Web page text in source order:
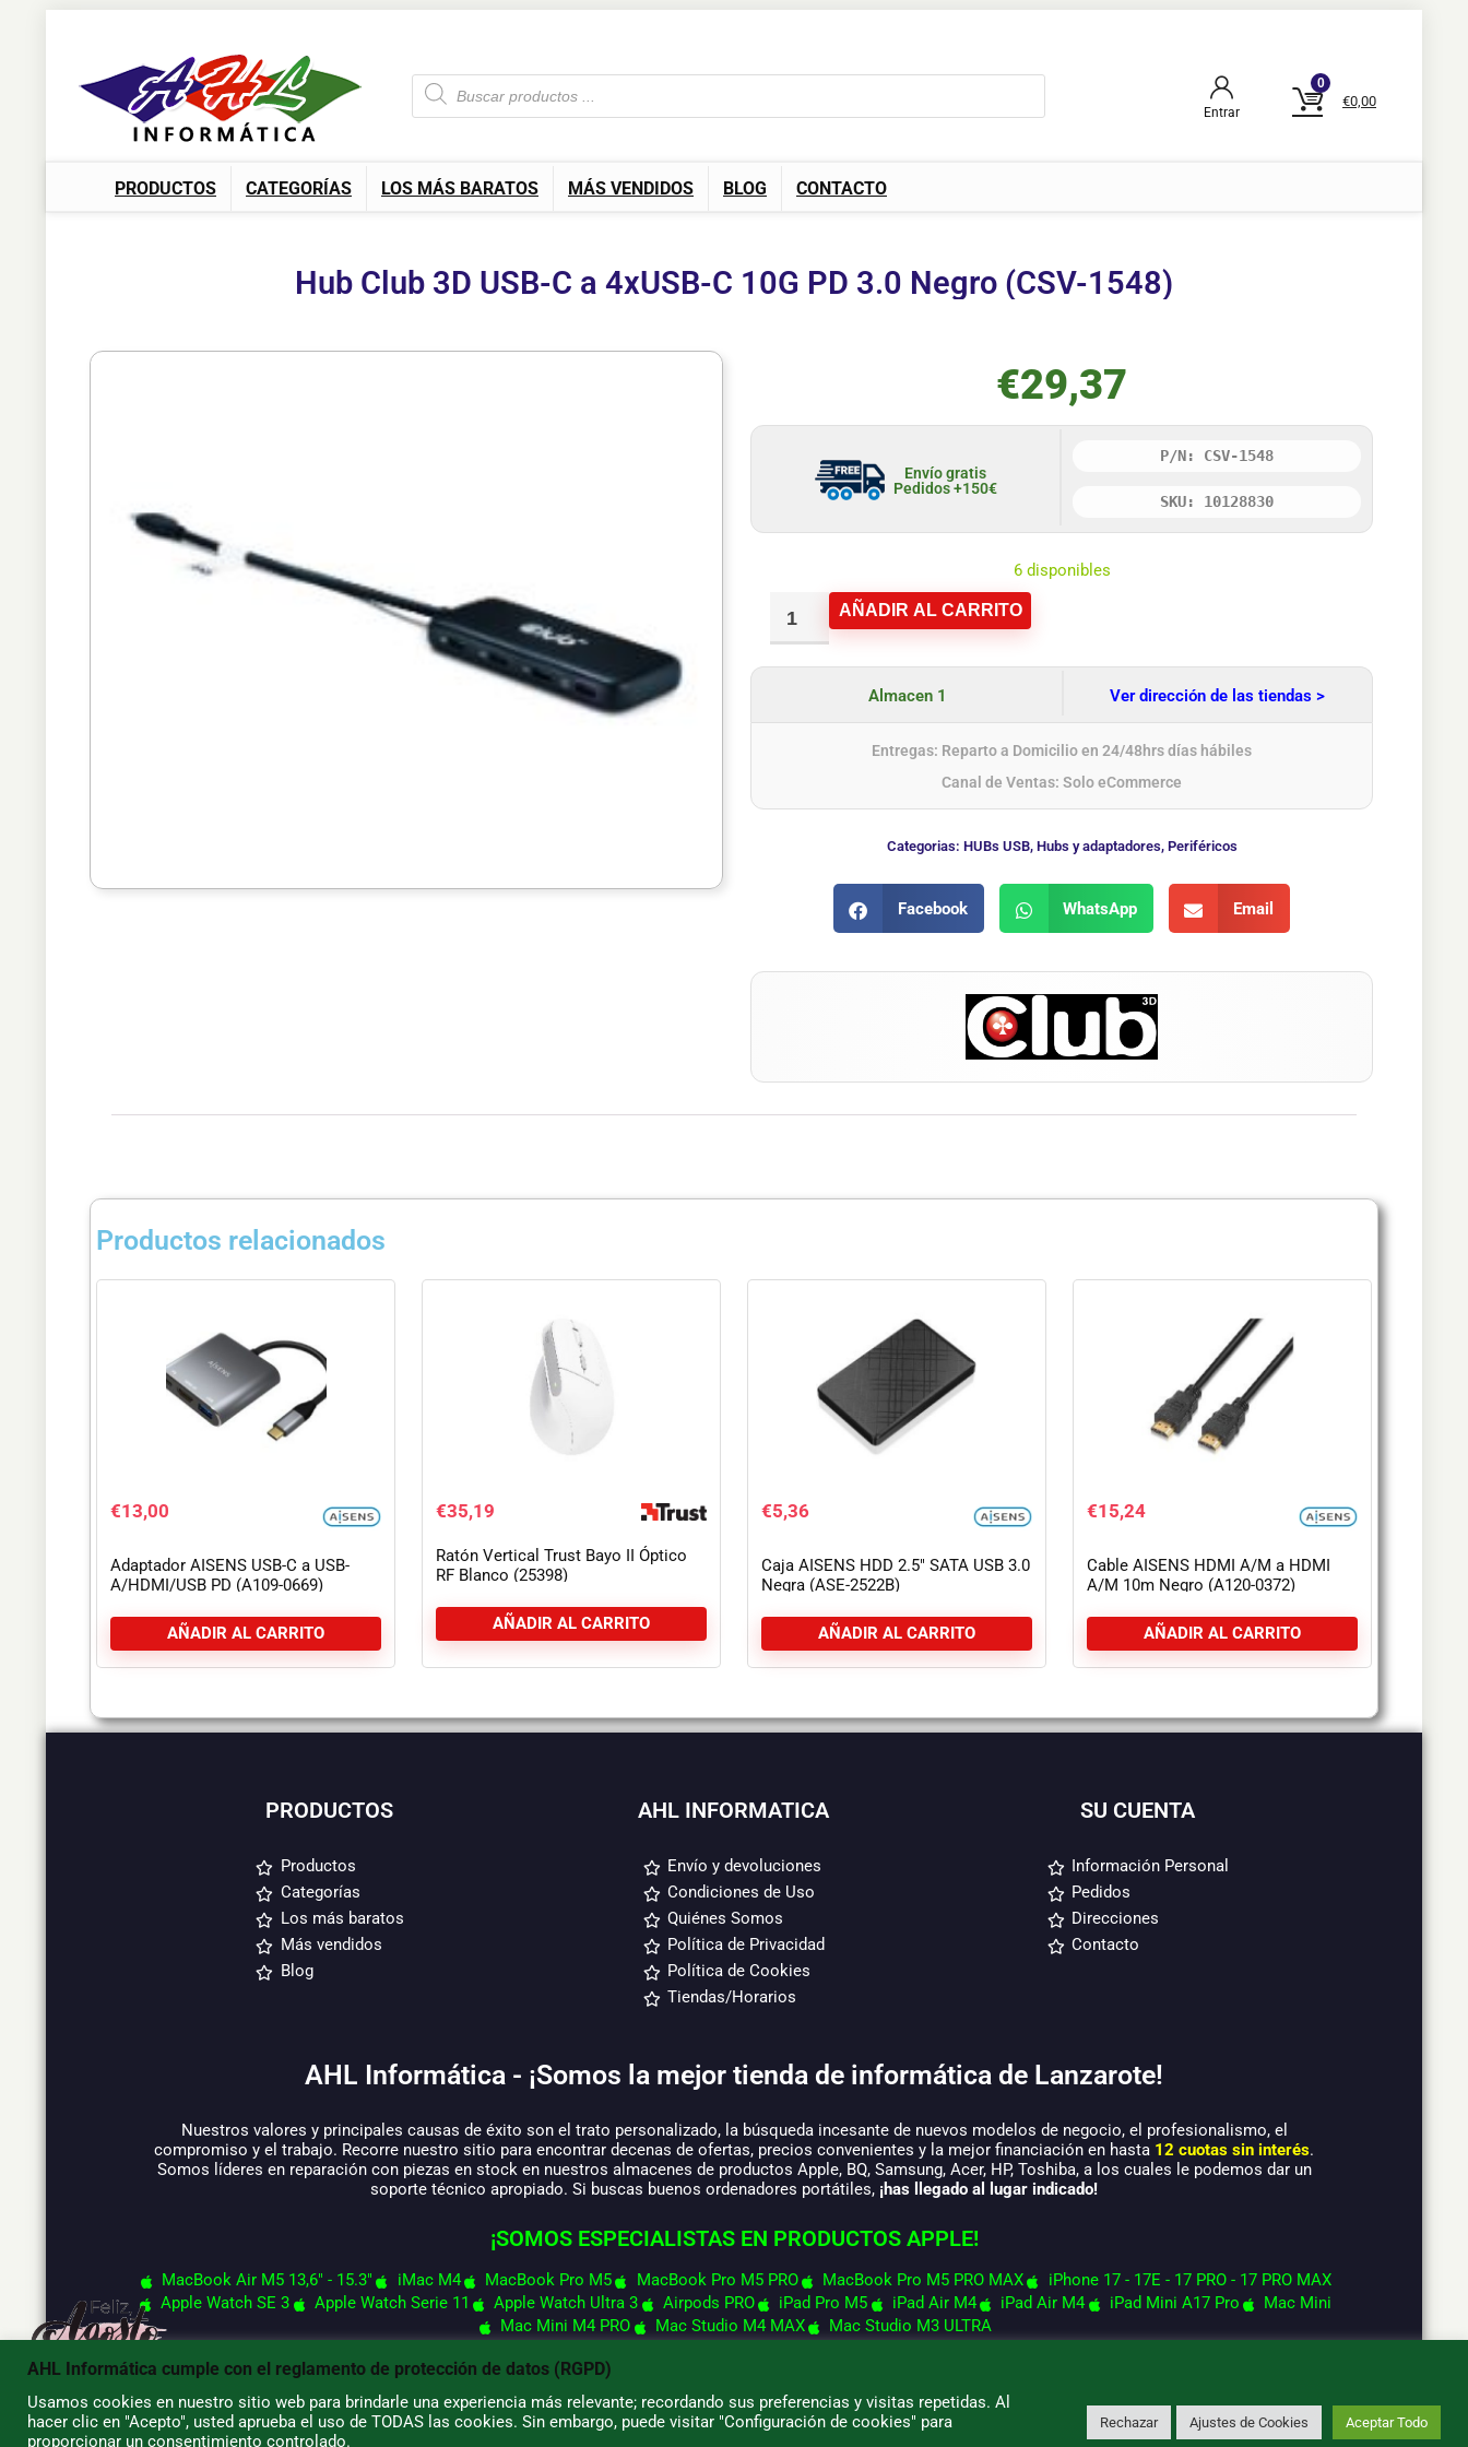
Entrar
0
€0,00
PRODUCTOS CATEGORÍAS LOS MÁS BARATOS MÁS VENDIDOS BLOG CONTACTO
Hub Club 3D USB-C a 4xUSB-C 10G PD 3.0 Negro (CSV-1548)
€29,37
Envío gratis
Pedidos +150€
P/N: CSV-1548
SKU: 10128830
6 disponibles
AÑADIR AL CARRITO
Almacen 1 Ver dirección de las tiendas >
Entregas: Reparto a Domicilio en 24/48hrs días hábiles
Canal de Ventas: Solo eCommerce
Categorias: HUBs USB, Hubs y adaptadores, Periféricos
Facebook WhatsApp Email
Productos relacionados
€13,00
Adaptador AISENS USB-C a USB-
A/HDMI/USB PD (A109-0669)
AÑADIR AL CARRITO
€35,19
Ratón Vertical Trust Bayo II Óptico
RF Blanco (25398)
AÑADIR AL CARRITO
€5,36
Caja AISENS HDD 2.5″ SATA USB 3.0
Negra (ASE-2522B)
AÑADIR AL CARRITO
€15,24
Cable AISENS HDMI A/M a HDMI
A/M 10m Negro (A120-0372)
AÑADIR AL CARRITO
PRODUCTOS
Productos
Categorías
Los más baratos
Más vendidos
Blog
AHL INFORMATICA
Envío y devoluciones
Condiciones de Uso
Quiénes Somos
Política de Privacidad
Política de Cookies
Tiendas/Horarios
SU CUENTA
Información Personal
Pedidos
Direcciones
Contacto
AHL Informática - ¡Somos la mejor tienda de informática de Lanzarote!
Nuestros valores y principales causas de éxito son el trato personalizado, la búsqueda incesante de nuevos modelos de negocio, el profesionalismo, el
compromiso y el trabajo. Recorre nuestro sitio para encontrar decenas de ofertas, precios convenientes y la mejor financiación en hasta 12 cuotas sin interés.
Somos líderes en reparación con piezas en stock en nuestros almacenes de productos Apple, BQ, Samsung, Acer, HP, Toshiba, a los cuales le podemos dar un
soporte técnico apropiado. Si buscas buenos ordenadores portátiles, ¡has llegado al lugar indicado!
¡SOMOS ESPECIALISTAS EN PRODUCTOS APPLE!
MacBook Air M5 13,6" - 15.3" iMac M4 MacBook Pro M5 MacBook Pro M5 PRO MacBook Pro M5 PRO MAX
iPhone 17 - 17E - 17 PRO - 17 PRO MAX
Apple Watch SE 3
Apple Watch Serie 11 Apple Watch Ultra 3 Airpods PRO iPad Pro M5 iPad Air M4 iPad Air M4 iPad Mini A17 Pro
Mac Mini
Mac Mini M4 PRO
Mac Studio M4 MAX Mac Studio M3 ULTRA
© 2026 AHL Informática
AHL Informática cumple con el reglamento de protección de datos (RGPD)
Usamos cookies en nuestro sitio web para brindarle una experiencia más relevante; recordando sus preferencias y visitas repetidas. Al
hacer clic en "Acepto", usted aprueba el uso de TODAS las cookies. Sin embargo, puede visitar "Configuración de cookies" para
proporcionar un consentimiento controlado.
Rechazar Ajustes de Cookies Aceptar Todo